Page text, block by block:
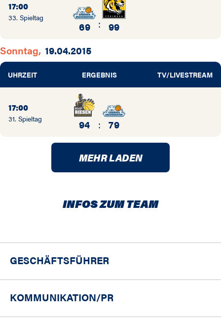
17:00
33. Spieltag
69 : 99
Sonntag, 19.04.2015
UHRZEIT ERGEBNIS TV/LIVESTREAM
17:00
31. Spieltag 94 : 79
MEHR LADEN
INFOS ZUM TEAM
GESCHÄFTSFÜHRER
KOMMUNIKATION/PR